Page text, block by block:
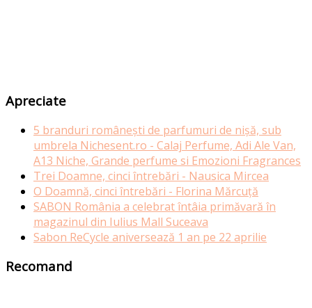
Apreciate
5 branduri românești de parfumuri de nișă, sub
umbrela Nichesent.ro - Calaj Perfume, Adi Ale Van,
A13 Niche, Grande perfume si Emozioni Fragrances
Trei Doamne, cinci întrebări - Nausica Mircea
O Doamnă, cinci întrebări - Florina Mărcuță
SABON România a celebrat întâia primăvară în
magazinul din Iulius Mall Suceava
Sabon ReCycle aniversează 1 an pe 22 aprilie
Recomand